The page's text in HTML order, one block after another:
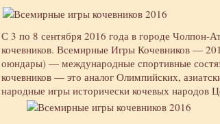
С 3 по 8 сентября 2016 года в городе Чолпон-
кочевников. Всемирные Игры Кочевников —
оюндары) — международные спортивные
кочевников — это аналог Олимпийских,
народные игры исторически кочевых народов